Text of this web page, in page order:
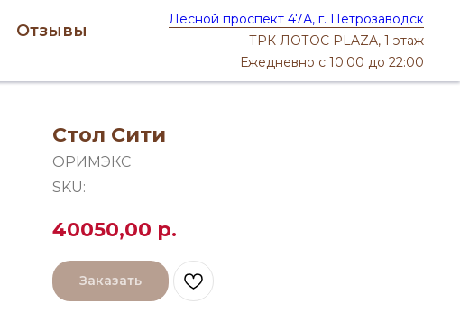
Отзывы
Лесной проспект 47А, г. Петрозаводск
ТРК ЛОТОС PLAZA, 1 этаж
Ежедневно с 10:00 до 22:00
Стол Сити
ОРИМЭКС
SKU:
40050,00 р.
Заказать